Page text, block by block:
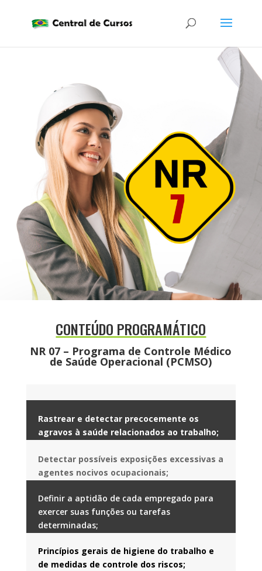
CONTEÚDO PROGRAMÁTICO
NR 07 – Programa de Controle Médico
de Saúde Operacional (PCMSO)
Rastrear e detectar precocemente os
agravos à saúde relacionados ao trabalho;
Detectar possíveis exposições excessivas a
agentes nocivos ocupacionais;
Definir a aptidão de cada empregado para
exercer suas funções ou tarefas
determinadas;
Princípios gerais de higiene do trabalho e
de medidas de controle dos riscos;